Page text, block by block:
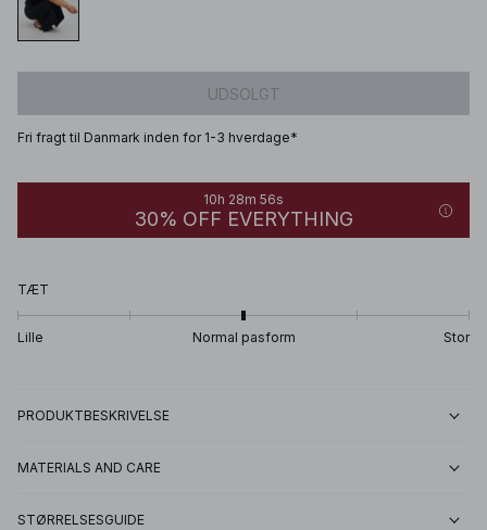
UDSOLGT
Fri fragt til Danmark inden for 1-3 hverdage*
10h 28m 56s
30% OFF EVERYTHING
TÆT
Lille Normal pasform Stor
PRODUKTBESKRIVELSE
MATERIALS AND CARE
STØRRELSESGUIDE